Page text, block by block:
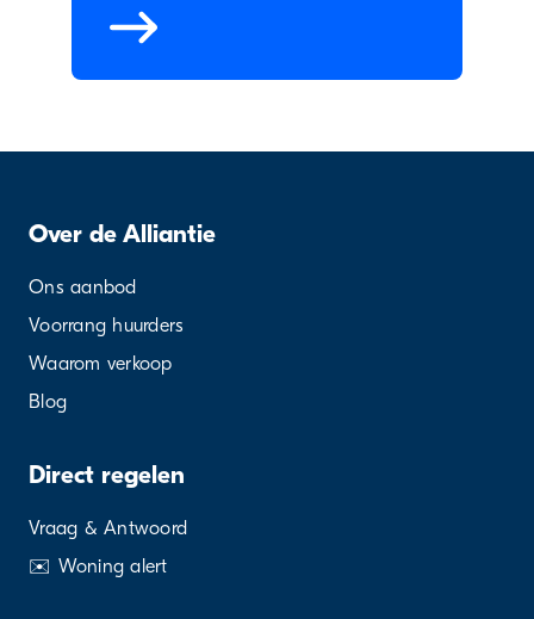
Over de Alliantie
Ons aanbod
Voorrang huurders
Waarom verkoop
Blog
Direct regelen
Vraag & Antwoord
✉️ Woning alert